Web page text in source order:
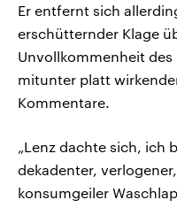
Er entfernt sich
erschütternder Klage
Unvollkommenheit
mitunter platt
Kommentare.
„Lenz dachte sich, ich
dekadenter,
konsumgeiler